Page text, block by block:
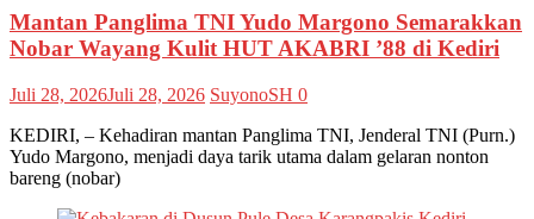
Mantan Panglima TNI Yudo Margono Semarakkan
Nobar Wayang Kulit HUT AKABRI ’88 di Kediri
Juli 28, 2026Juli 28, 2026 SuyonoSH 0
KEDIRI, – Kehadiran mantan Panglima TNI, Jenderal TNI (Purn.)
Yudo Margono, menjadi daya tarik utama dalam gelaran nonton
bareng (nobar)